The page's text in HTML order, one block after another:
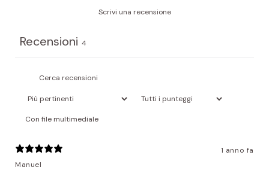
Scrivi una recensione
Recensioni 4
Con file multimediale
1 anno fa
Manuel